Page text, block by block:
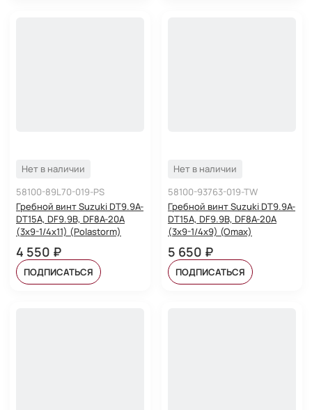
Нет в наличии
58100-89L70-019-PS
Гребной винт Suzuki DT9.9A-
DT15A, DF9.9B, DF8A-20A
(3x9-1/4x11) (Polastorm)
4 550 ₽
ПОДПИСАТЬСЯ
Нет в наличии
58100-93763-019-TW
Гребной винт Suzuki DT9.9A-
DT15A, DF9.9B, DF8A-20A
(3x9-1/4x9) (Omax)
5 650 ₽
ПОДПИСАТЬСЯ